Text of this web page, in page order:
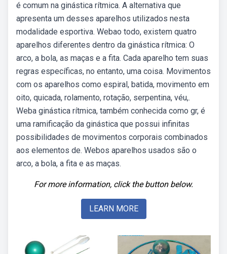
é comum na ginástica rítmica. A alternativa que
apresenta um desses aparelhos utilizados nesta
modalidade esportiva. Webao todo, existem quatro
aparelhos diferentes dentro da ginástica rítmica: O
arco, a bola, as maças e a fita. Cada aparelho tem suas
regras específicas, no entanto, uma coisa. Movimentos
com os aparelhos como espiral, batida, movimento em
oito, quicada, rolamento, rotação, serpentina, véu,.
Weba ginástica rítmica, também conhecida como gr, é
uma ramificação da ginástica que possui infinitas
possibilidades de movimentos corporais combinados
aos elementos de. Webos aparelhos usados são o
arco, a bola, a fita e as maças.
For more information, click the button below.
LEARN MORE